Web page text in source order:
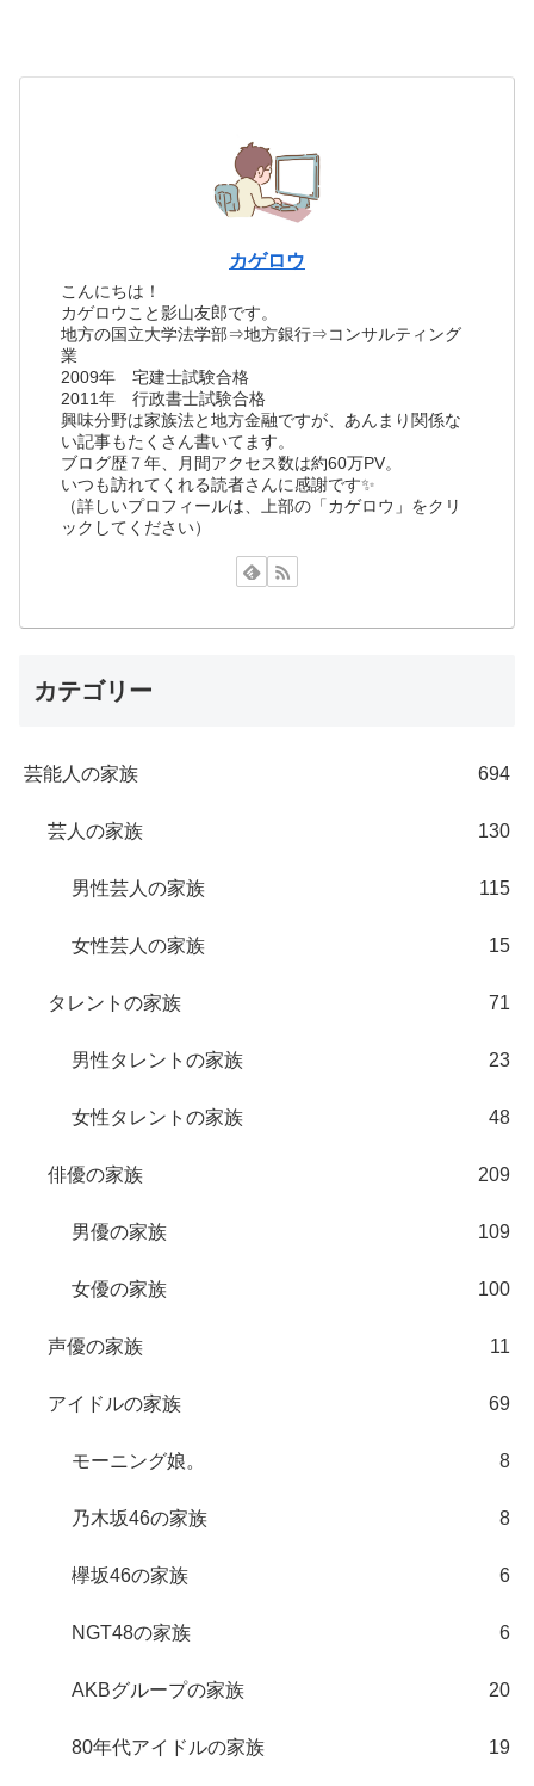
カゲロウ
こんにちは！
カゲロウこと影山友郎です。
地方の国立大学法学部⇒地方銀行⇒コンサルティング
業
2009年 宅建士試験合格
2011年 行政書士試験合格
興味分野は家族法と地方金融ですが、あんまり関係な
い記事もたくさん書いてます。
ブログ歴７年、月間アクセス数は約60万PV。
いつも訪れてくれる読者さんに感謝です✨
（詳しいプロフィールは、上部の「カゲロウ」をクリ
ックしてください）
カテゴリー
芸能人の家族 694
芸人の家族 130
男性芸人の家族 115
女性芸人の家族 15
タレントの家族 71
男性タレントの家族 23
女性タレントの家族 48
俳優の家族 209
男優の家族 109
女優の家族 100
声優の家族 11
アイドルの家族 69
モーニング娘。 8
乃木坂46の家族 8
欅坂46の家族 6
NGT48の家族 6
AKBグループの家族 20
80年代アイドルの家族 19